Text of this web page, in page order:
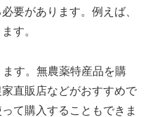
要があります。例えば、
す。
す。無農薬特産品を購
直販店などがおすすめで
て購入することもできま